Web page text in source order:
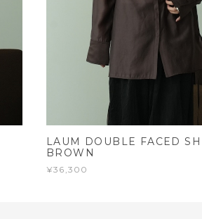
LAUM DOUBLE FACED
BROWN
¥36,300